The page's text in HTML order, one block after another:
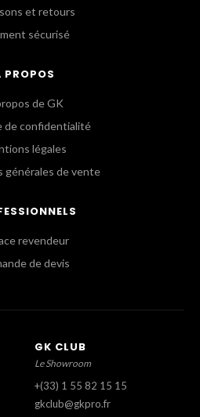
et retours
sécurisé
PROPOS
de GK
de confidentialité
légales
générales de vente
revendeur
de devis
GK CLUB
Le Showroom
+(33) 1 55 82 15 15
gkclub@gkpro.fr